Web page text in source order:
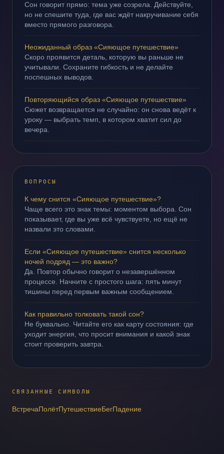
Сон говорит прямо: тема уже созрела. Действуйте,
но не спешите туда, где вас ждёт накручивание себя
вместо прямого разговора.
Неожиданный образ «Сияющое путешествие»
Скоро проявится деталь, которую вы раньше не
учитывали. Сохраните гибкость и не делайте
поспешных выводов.
Повторяющийся образ «Сияющое путешествие»
Сюжет возвращается не случайно: он снова ведёт к
уроку — выбрать темп, в котором хватит сил до
вечера.
ВОПРОСЫ
К чему снится «Сияющое путешествие»?
Чаще всего это знак темы: моментом выбора. Сон
показывает, где вы уже всё чувствуете, но ещё не
назвали это словами.
Если «Сияющое путешествие» снится несколько
ночей подряд — это важно?
Да. Повтор обычно говорит о незавершённом
процессе. Начните с простого шага: пять минут
тишины перед первым важным сообщением.
Как правильно толковать такой сон?
Не буквально. Читайте его как карту состояния: где
уходит энергия, что просит внимания и какой знак
стоит проверить завтра.
СВЯЗАННЫЕ СИМВОЛЫ
ВстречаПолётПутешествиеБегПадение